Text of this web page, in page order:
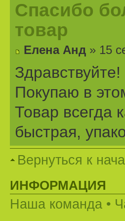
Спасибо
товар
Елена Анд » 15
Здравствуйте!
Покупаю в
Товар всегда
быстрая,
Главное для
товара. В
прекрасны.
Спасибо
Вернуться к
ИНФОРМАЦИЯ
Наша команда •